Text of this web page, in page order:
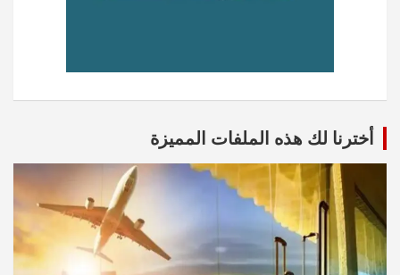
أخترنا لك هذه الملفات المميزة